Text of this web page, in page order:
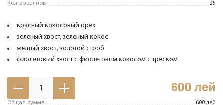
Кол-во залпов 25
красный кокосовый орех
зеленый хвост, зеленый кокос
желтый хвост, золотой строб
фиолетовый хвост с фиолетовым кокосом с треском
1 600 лей
Общая сумма 600лей